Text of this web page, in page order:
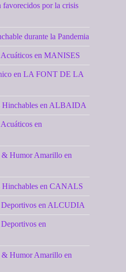
favorecidos por la crisis
durante la Pandemia
en MANISES
en LA FONT DE LA
Hinchables en ALBAIDA
en
Humor Amarillo en
Hinchables en CANALS
en ALCUDIA
en
Humor Amarillo en